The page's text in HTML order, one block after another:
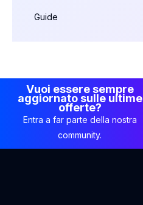
Guide
Vuoi essere sempre
aggiornato sulle ultime
offerte?
Entra a far parte della nostra
community.